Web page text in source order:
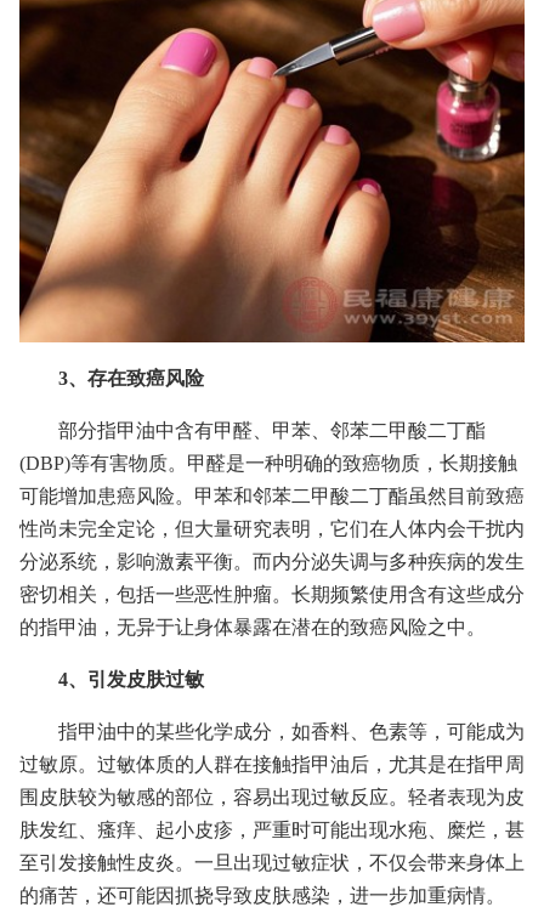
3、存在致癌风险
部分指甲油中含有甲醛、甲苯、邻苯二甲酸二丁酯
(DBP)等有害物质。甲醛是一种明确的致癌物质，长期接触
可能增加患癌风险。甲苯和邻苯二甲酸二丁酯虽然目前致癌
性尚未完全定论，但大量研究表明，它们在人体内会干扰内
分泌系统，影响激素平衡。而内分泌失调与多种疾病的发生
密切相关，包括一些恶性肿瘤。长期频繁使用含有这些成分
的指甲油，无异于让身体暴露在潜在的致癌风险之中。
4、引发皮肤过敏
指甲油中的某些化学成分，如香料、色素等，可能成为
过敏原。过敏体质的人群在接触指甲油后，尤其是在指甲周
围皮肤较为敏感的部位，容易出现过敏反应。轻者表现为皮
肤发红、瘙痒、起小皮疹，严重时可能出现水疱、糜烂，甚
至引发接触性皮炎。一旦出现过敏症状，不仅会带来身体上
的痛苦，还可能因抓挠导致皮肤感染，进一步加重病情。